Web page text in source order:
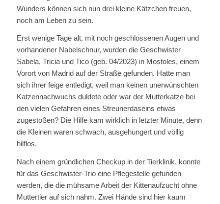
Wunders können sich nun drei kleine Kätzchen freuen,
noch am Leben zu sein.
Erst wenige Tage alt, mit noch geschlossenen Augen und
vorhandener Nabelschnur, wurden die Geschwister
Sabela, Tricia und Tico (geb. 04/2023) in Mostoles, einem
Vorort von Madrid auf der Straße gefunden. Hatte man
sich ihrer feige entledigt, weil man keinen unerwünschten
Katzennachwuchs duldete oder war der Mutterkatze bei
den vielen Gefahren eines Streunerdaseins etwas
zugestoßen? Die Hilfe kam wirklich in letzter Minute, denn
die Kleinen waren schwach, ausgehungert und völlig
hilflos.
Nach einem gründlichen Checkup in der Tierklinik, konnte
für das Geschwister-Trio eine Pflegestelle gefunden
werden, die die mühsame Arbeit der Kittenaufzucht ohne
Muttertier auf sich nahm. Zwei Hände sind hier kaum